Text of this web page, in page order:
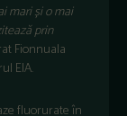
mari și o mai
prin
Fionnuala
EIA.
fluorurate în